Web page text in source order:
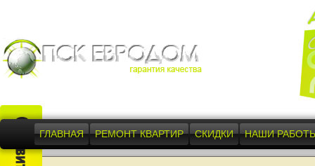
ГЛАВНАЯ РЕМОНТ КВАРТИР СКИДКИ НАШИ